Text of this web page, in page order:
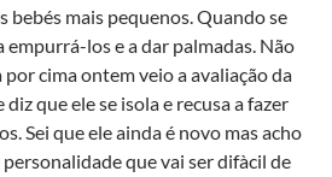
bebés mais pequenos. Quando se
empurrá-los e a dar palmadas. Não
cima ontem veio a avaliação da
que ele se isola e recusa a fazer
Sei que ele ainda é novo mas acho
que vai ser difà­cil de